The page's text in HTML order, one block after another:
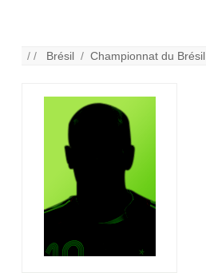
/ / Brésil /Championnat du Brésil